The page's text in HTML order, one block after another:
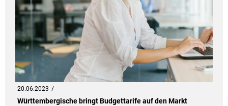
20.06.2023
Württembergische bringt Budgettarife auf den Markt